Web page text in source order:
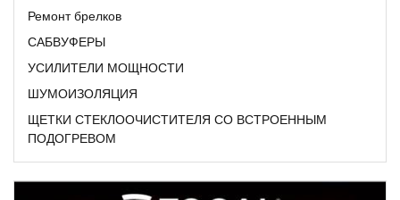
Ремонт брелков
САБВУФЕРЫ
УСИЛИТЕЛИ МОЩНОСТИ
ШУМОИЗОЛЯЦИЯ
ЩЕТКИ СТЕКЛООЧИСТИТЕЛЯ СО ВСТРОЕННЫМ
ПОДОГРЕВОМ